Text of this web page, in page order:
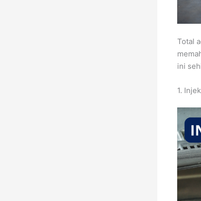
Total
ini
1.